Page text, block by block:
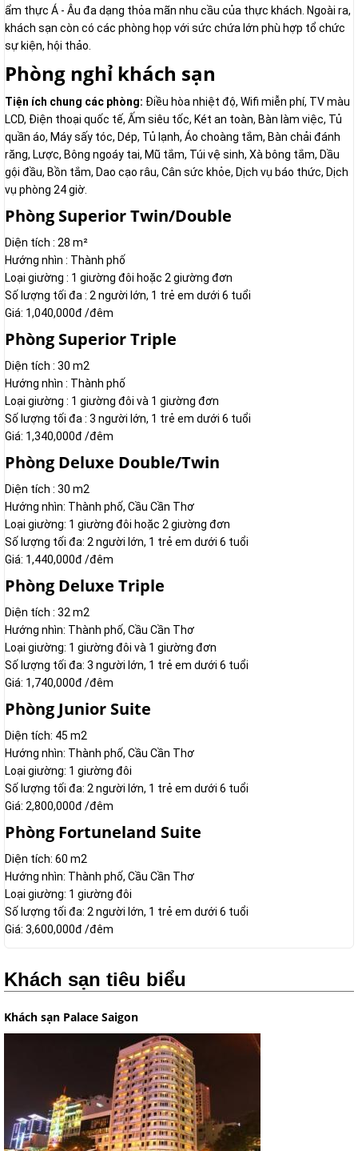
ẩm thực Á - Âu đa dạng thỏa mãn nhu cầu của thực khách. Ngoài ra,
khách sạn còn có các phòng họp với sức chứa lớn phù hợp tổ chức
sự kiện, hội thảo.
Phòng nghỉ khách sạn
Tiện ích chung các phòng: Điều hòa nhiệt độ, Wifi miễn phí, TV màu
LCD, Điện thoại quốc tế, Ấm siêu tốc, Két an toàn, Bàn làm việc, Tủ
quần áo, Máy sấy tóc, Dép, Tủ lạnh, Áo choàng tắm, Bàn chải đánh
răng, Lược, Bông ngoáy tai, Mũ tắm, Túi vệ sinh, Xà bông tắm, Dầu
gội đầu, Bồn tắm, Dao cạo râu, Cân sức khỏe, Dịch vụ báo thức, Dịch
vụ phòng 24 giờ.
Phòng Superior Twin/Double
Diện tích : 28 m²
Hướng nhìn : Thành phố
Loại giường : 1 giường đôi hoặc 2 giường đơn
Số lượng tối đa : 2 người lớn, 1 trẻ em dưới 6 tuổi
Giá: 1,040,000đ /đêm
Phòng Superior Triple
Diện tích : 30 m2
Hướng nhìn : Thành phố
Loại giường : 1 giường đôi và 1 giường đơn
Số lượng tối đa : 3 người lớn, 1 trẻ em dưới 6 tuổi
Giá: 1,340,000đ /đêm
Phòng Deluxe Double/Twin
Diện tích : 30 m2
Hướng nhìn: Thành phố, Cầu Cần Thơ
Loại giường: 1 giường đôi hoặc 2 giường đơn
Số lượng tối đa: 2 người lớn, 1 trẻ em dưới 6 tuổi
Giá: 1,440,000đ /đêm
Phòng Deluxe Triple
Diện tích : 32 m2
Hướng nhìn: Thành phố, Cầu Cần Thơ
Loại giường: 1 giường đôi và 1 giường đơn
Số lượng tối đa: 3 người lớn, 1 trẻ em dưới 6 tuổi
Giá: 1,740,000đ /đêm
Phòng Junior Suite
Diện tích: 45 m2
Hướng nhìn: Thành phố, Cầu Cần Thơ
Loại giường: 1 giường đôi
Số lượng tối đa: 2 người lớn, 1 trẻ em dưới 6 tuổi
Giá: 2,800,000đ /đêm
Phòng Fortuneland Suite
Diện tích: 60 m2
Hướng nhìn: Thành phố, Cầu Cần Thơ
Loại giường: 1 giường đôi
Số lượng tối đa: 2 người lớn, 1 trẻ em dưới 6 tuổi
Giá: 3,600,000đ /đêm
Khách sạn tiêu biểu
Khách sạn Palace Saigon